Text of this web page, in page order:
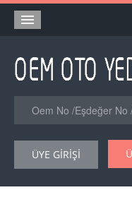
Orjinal Yedek Parça
Eşdeğer Muadil
Şase Numarası VIN
Hakkımızda
ÜYE GİRİŞİ